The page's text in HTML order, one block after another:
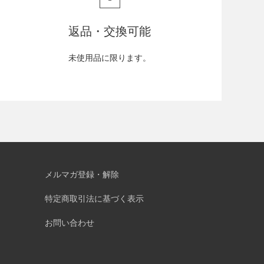
返品・交換可能
未使用品に限ります。
メルマガ登録・解除
特定商取引法に基づく表示
お問い合わせ